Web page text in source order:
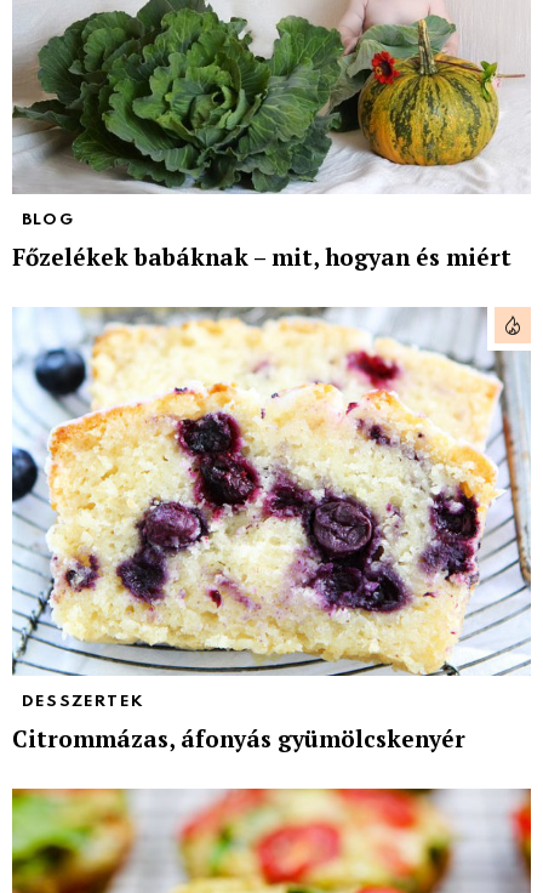
BLOG
Főzelékek babáknak – mit, hogyan és miért
DESSZERTEK
Citrommázas, áfonyás gyümölcskenyér